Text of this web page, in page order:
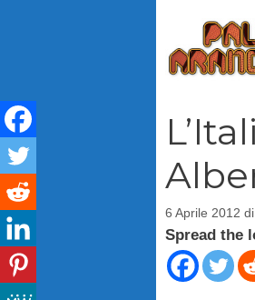
6 Aprile 2012 di
Spread the